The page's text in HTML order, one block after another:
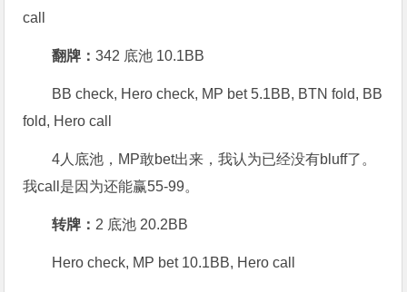
call
翻牌：342 底池 10.1BB
BB check, Hero check, MP bet 5.1BB, BTN fold, BB
fold, Hero call
4人底池，MP敢bet出来，我认为已经没有bluff了。
我call是因为还能赢55-99。
转牌：2 底池 20.2BB
Hero check, MP bet 10.1BB, Hero call